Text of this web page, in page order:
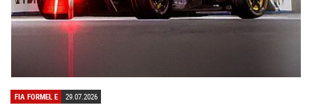
FIA FORMEL E 29.07.2026